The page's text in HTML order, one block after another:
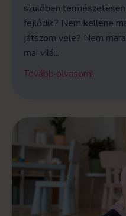
szülőben
fejlődik? Nem kellene
játszom vele? Nem
mai vilá...
Tovább olvasom!